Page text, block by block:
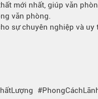
mới nhất, giúp văn
văn phòng.
sự chuyên nghiệp và uy